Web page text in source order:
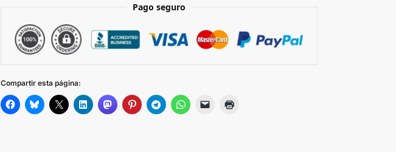
Pago seguro
Compartir esta página: